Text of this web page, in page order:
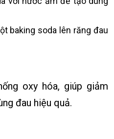
baking soda lên răng đau
oxy hóa, giúp giảm
đau hiệu quả.